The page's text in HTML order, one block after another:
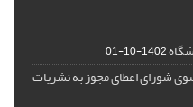
1402-10-01
شورای اعطای مجوز به نشریات